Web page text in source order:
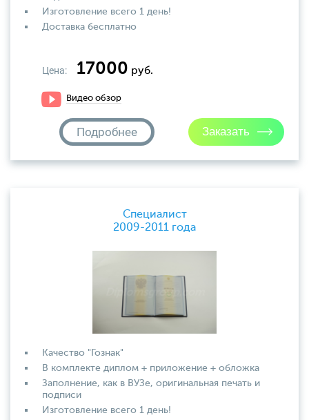
Изготовление всего 1 день!
Доставка бесплатно
Цена: 17000 руб.
Видео обзор
Подробнее
Специалист
2009-2011 года
Качество "Гознак"
В комплекте диплом + приложение + обложка
Заполнение, как в ВУЗе, оригинальная печать и
подписи
Изготовление всего 1 день!